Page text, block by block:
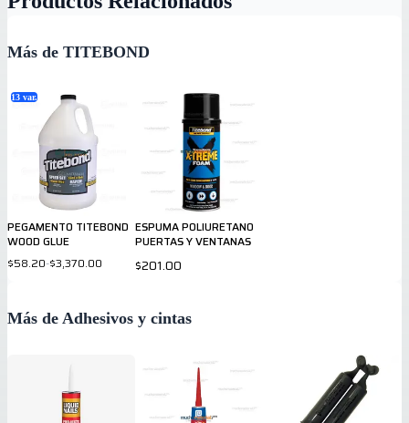
Más de TITEBOND
13 var.
PEGAMENTO TITEBOND
WOOD GLUE
$58.20-$3,370.00
ESPUMA POLIURETANO
PUERTAS Y VENTANAS
$201.00
Más de Adhesivos y cintas